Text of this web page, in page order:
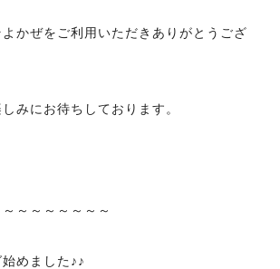
かぜをご利用いただきありがとうござ
みにお待ちしております。
～～～～～～～
めました♪♪